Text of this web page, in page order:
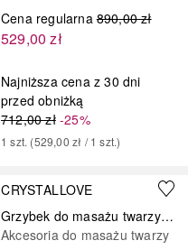
Cena regularna 890,00 zł
529,00 zł
Najniższa cena z 30 dni
przed obniżką
712,00 zł-25%
1 szt. (529,00 zł / 1 szt.)
CRYSTALLOVE
Grzybek do masażu twarzy z bursztynu cytrynowego
Akcesoria do masażu twarzy